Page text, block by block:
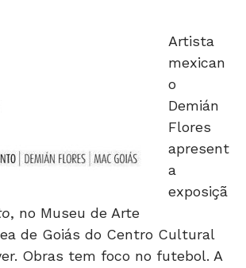
Artista
mexican
o
Demián
Flores
apresent
a
exposiçã
, no Museu de Arte
de Goiás do Centro Cultural
Obras tem foco no futebol. A